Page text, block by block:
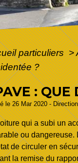
particuliers>
?
: QUE
le 26 Mar 2020 -
qui a subi un
ou dangereuse.
de circuler en
la remise du